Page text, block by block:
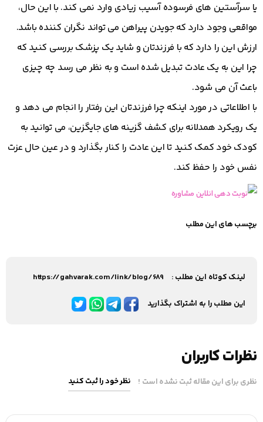
یا سرآستین های فرسوده آسیب زیادی وارد نمی کند. با این حال،
مواقعی وجود دارد که جویدن پیراهن می تواند نگران کننده باشد.
ارزش این را دارد که با فرزندتان و شاید یک پزشک بررسی کنید که
چرا این به یک عادت تبدیل شده است و به نظر می رسد چه چیزی
باعث آن می شود.
با اطلاعاتی در مورد اینکه چرا فرزندتان این رفتار را انجام می دهد و
یک رویکرد همدلانه برای کشف گزینه های جایگزین، می توانید به
کودک خود کمک کنید تا این عادت را کنار بگذارد و در عین حال عزت
نفس خود را حفظ کند.
برچسب های این مطلب
لینک کوتاه این مطلب : https://gahvarak.com/link/blog/689
این مطلب را به اشتراک بگذارید
نظرات کاربران
نظری برای این مقاله ثبت نشده است ! نظر خود را ثبت کنید